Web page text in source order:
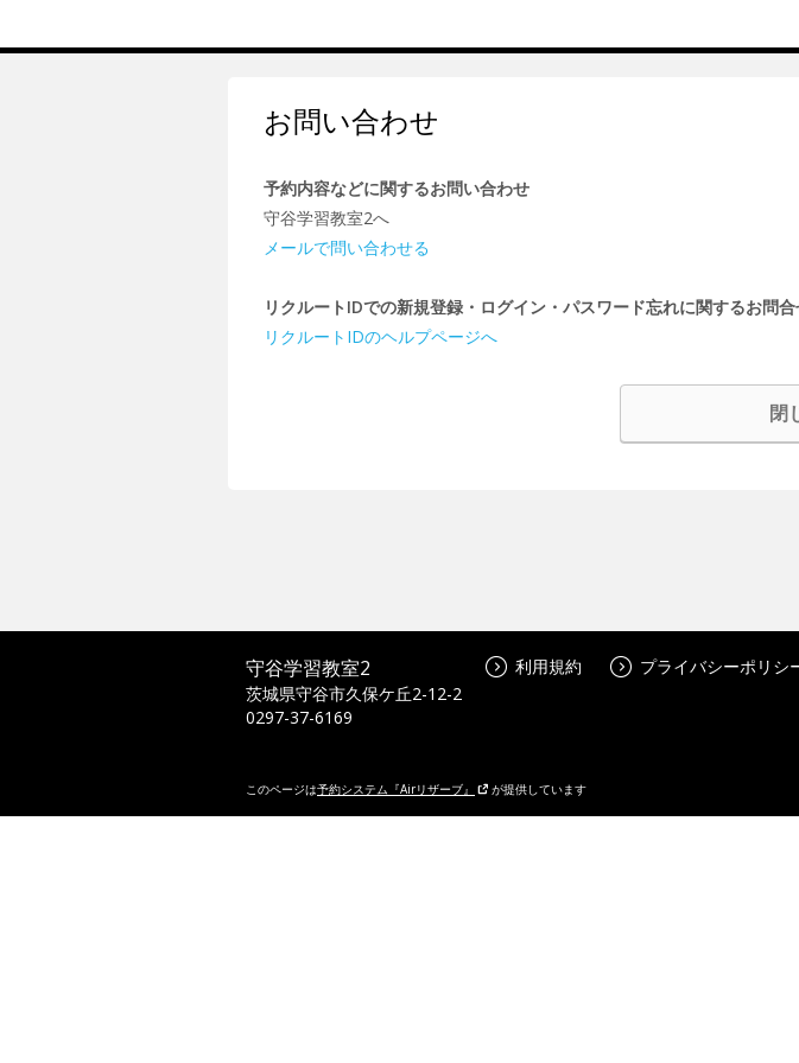
お問い合わせ
予約内容などに関するお問い合わせ
守谷学習教室2へ
メールで問い合わせる
リクルートIDでの新規登録・ログイン・パスワード忘れに関するお問
リクルートIDのヘルプページへ
閉
守谷学習教室2
茨城県守谷市久保ケ丘2-12-2
0297-37-6169
利用規約 プライバシーポリシ
このページは予約システム『Airリザーブ』 が提供しています